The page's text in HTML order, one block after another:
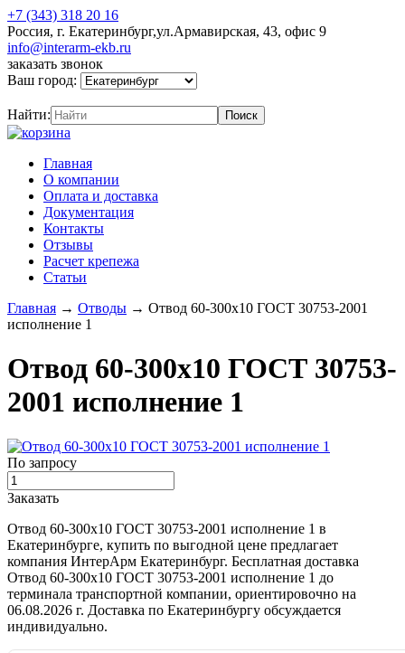
+7 (343) 318 20 16
Россия, г. Екатеринбург,ул.Армавирская, 43, офис 9
info@interarm-ekb.ru
заказать звонок
Ваш город:
Найти:
Главная
О компании
Оплата и доставка
Документация
Контакты
Отзывы
Расчет крепежа
Статьи
Главная → Отводы → Отвод 60-300х10 ГОСТ 30753-2001
исполнение 1
Отвод 60-300х10 ГОСТ 30753-
2001 исполнение 1
По запросу
Заказать
Отвод 60-300х10 ГОСТ 30753-2001 исполнение 1 в
Екатеринбурге, купить по выгодной цене предлагает
компания ИнтерАрм Екатеринбург. Бесплатная доставка
Отвод 60-300х10 ГОСТ 30753-2001 исполнение 1 до
терминала транспортной компании, ориентировочно на
06.08.2026 г. Доставка по Екатеринбургу обсуждается
индивидуально.